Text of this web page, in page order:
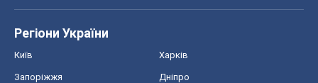
Регіони України
Київ Харків
Запоріжжя Дніпро